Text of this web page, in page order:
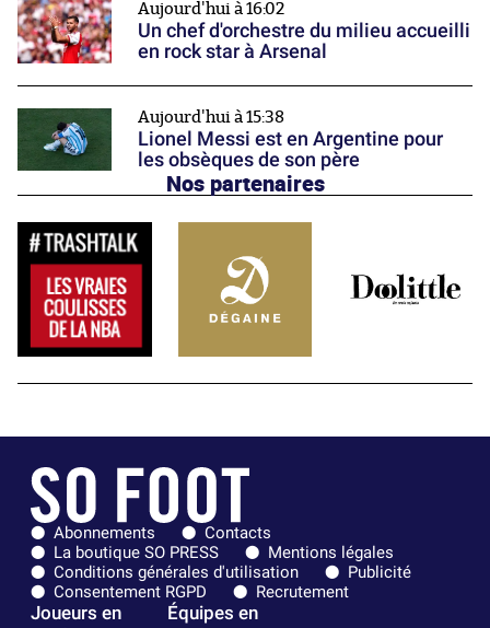
Aujourd'hui à 16:02
Un chef d'orchestre du milieu accueilli
en rock star à Arsenal
Aujourd'hui à 15:38
Lionel Messi est en Argentine pour
les obsèques de son père
Nos partenaires
Abonnements
Contacts
La boutique SO PRESS
Mentions légales
Conditions générales d'utilisation
Publicité
Consentement RGPD
Recrutement
Joueurs en
Équipes en